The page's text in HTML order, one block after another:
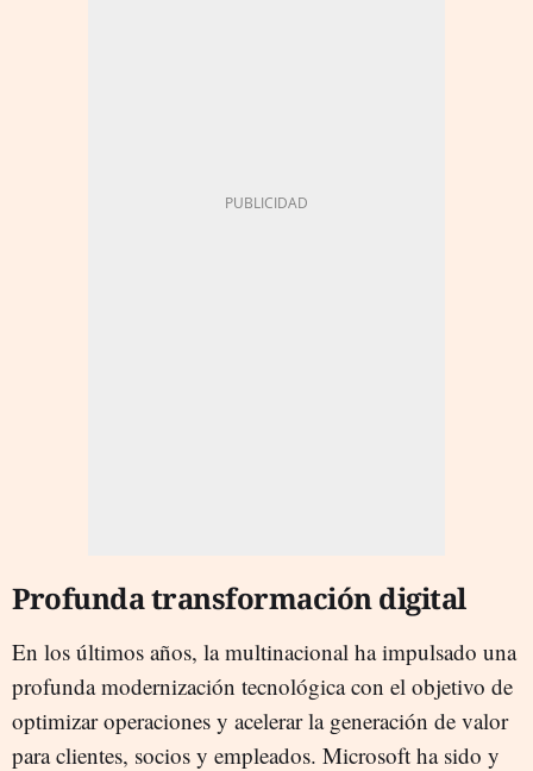
Profunda transformación digital
En los últimos años, la multinacional ha impulsado una
profunda modernización tecnológica con el objetivo de
optimizar operaciones y acelerar la generación de valor
para clientes, socios y empleados. Microsoft ha sido y